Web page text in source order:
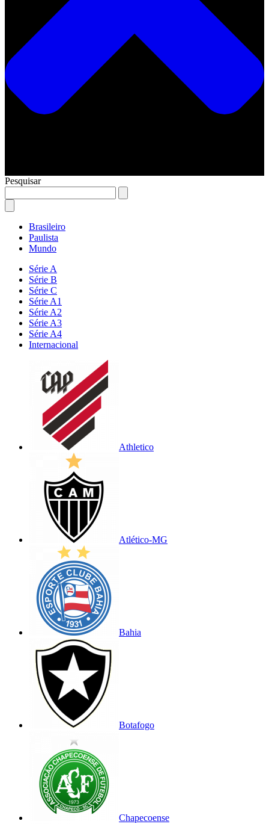
Pesquisar
Brasileiro
Paulista
Mundo
Série A
Série B
Série C
Série A1
Série A2
Série A3
Série A4
Internacional
Athletico
Atlético-MG
Bahia
Botafogo
Chapecoense